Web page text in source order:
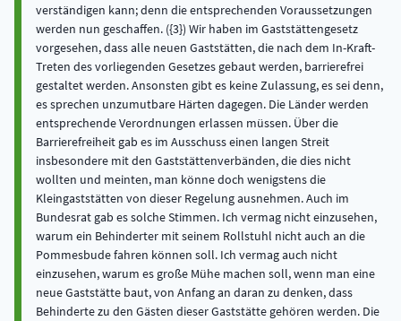
verständigen kann; denn die entsprechenden Voraussetzungen
werden nun geschaffen. ({3}) Wir haben im Gaststättengesetz
vorgesehen, dass alle neuen Gaststätten, die nach dem In-Kraft-
Treten des vorliegenden Gesetzes gebaut werden, barrierefrei
gestaltet werden. Ansonsten gibt es keine Zulassung, es sei denn,
es sprechen unzumutbare Härten dagegen. Die Länder werden
entsprechende Verordnungen erlassen müssen. Über die
Barrierefreiheit gab es im Ausschuss einen langen Streit
insbesondere mit den Gaststättenverbänden, die dies nicht
wollten und meinten, man könne doch wenigstens die
Kleingaststätten von dieser Regelung ausnehmen. Auch im
Bundesrat gab es solche Stimmen. Ich vermag nicht einzusehen,
warum ein Behinderter mit seinem Rollstuhl nicht auch an die
Pommesbude fahren können soll. Ich vermag auch nicht
einzusehen, warum es große Mühe machen soll, wenn man eine
neue Gaststätte baut, von Anfang an daran zu denken, dass
Behinderte zu den Gästen dieser Gaststätte gehören werden. Die